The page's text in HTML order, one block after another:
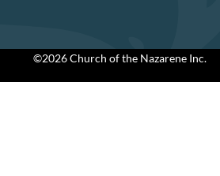
©2026 Church of the Nazarene Inc.